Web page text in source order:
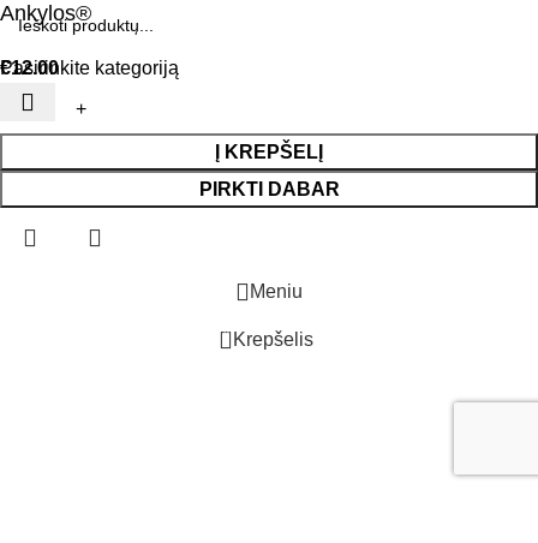
Pasirinkite kategoriją
Ankylos®
€12.00
Į KREPŠELĮ
PIRKTI DABAR
Meniu
0 Krepšelis